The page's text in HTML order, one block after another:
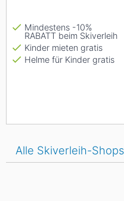
Mindestens -10%
RABATT beim Skiverleih
Kinder mieten gratis
Helme für Kinder gratis
Alle Skiverleih-